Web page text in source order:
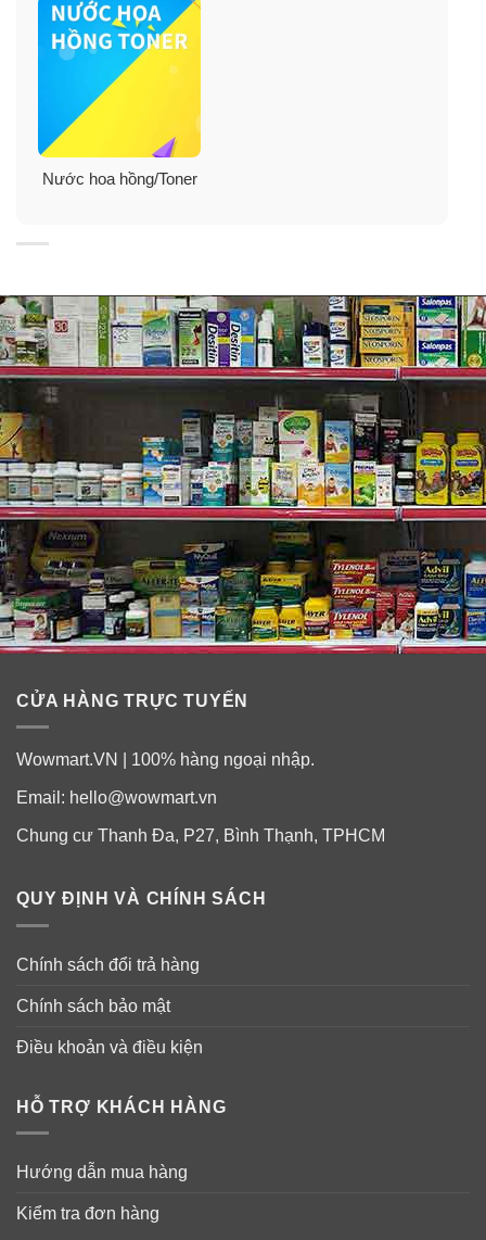
Hướng dẫn sử dụng BR Lotion P50
Sản phẩm dùng cho toàn mặt, cổ và ngực.
Thấm đều sản phẩm ra bông tẩy trang đã được làm ẩm
Một vài lưu ý khi sử dụng sản phẩm:
Khi mới sử dụng sản phẩm sẽ có cảm giác châm chích
nhẹ, hơi nóng vì sản phẩm đang hoạt hóa. Nhưng đừng
lo lắng quá, hiện tượng đó sẽ biến mất ngay chỉ sau 2
phút và không ảnh hưởng gì tới làn da của bạn.
Đối với những làn da đang trong quá trình điều trị phi
kim, lăn kim laser, 1 tháng sau mới được sử dụng.
Nước hoa hồng/Toner
CỬA HÀNG TRỰC TUYẾN
Wowmart.VN | 100% hàng ngoại nhập.
Email: hello@wowmart.vn
Chung cư Thanh Đa, P27, Bình Thạnh, TPHCM
QUY ĐỊNH VÀ CHÍNH SÁCH
Chính sách đổi trả hàng
Chính sách bảo mật
Điều khoản và điều kiện
HỖ TRỢ KHÁCH HÀNG
Hướng dẫn mua hàng
Kiểm tra đơn hàng